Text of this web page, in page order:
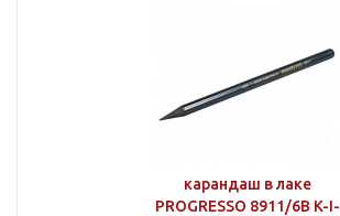
карандаш в лаке
PROGRESSO 8911/6В K-I-